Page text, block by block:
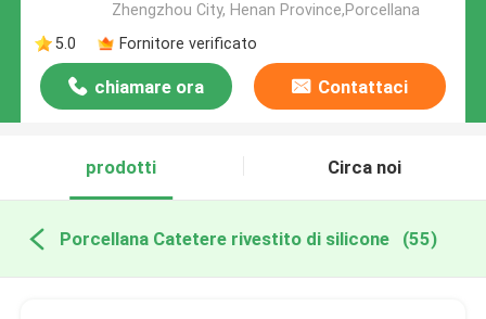
Zhengzhou City, Henan Province,Porcellana
5.0
Fornitore verificato
chiamare ora Contattaci
prodotti Circa noi
Porcellana Catetere rivestito di silicone (55)